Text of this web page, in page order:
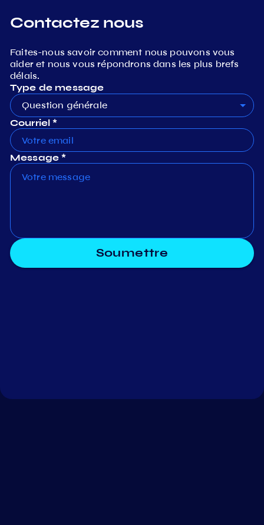
Contactez nous
Faites-nous savoir comment nous pouvons vous
aider et nous vous répondrons dans les plus brefs
délais.
Type de message
Question générale
Courriel *
Message *
Soumettre